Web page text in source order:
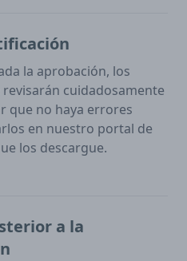
la aprobación, los
cuidadosamente
que no haya errores
en nuestro portal de
los descargue.
a la